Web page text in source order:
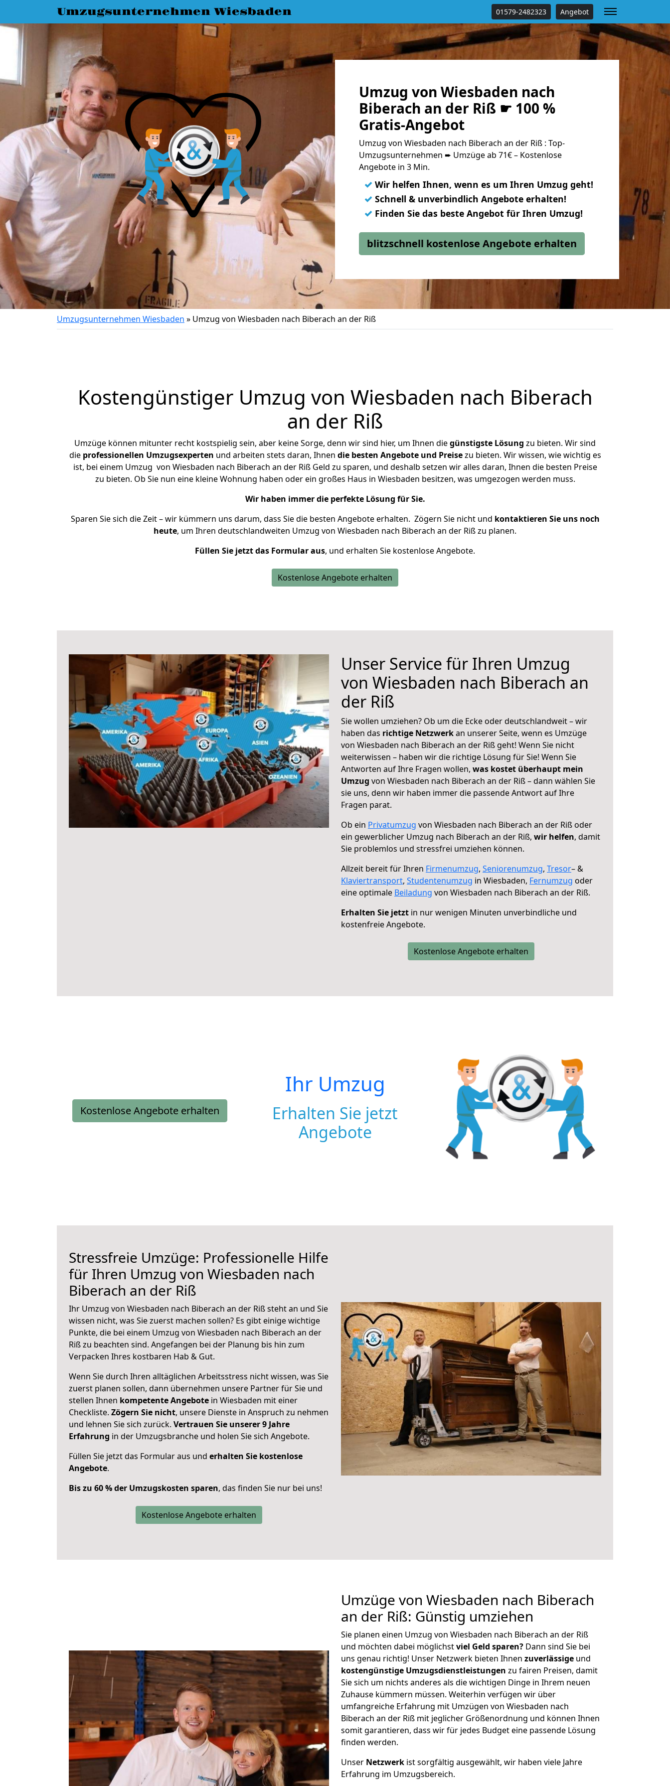
Umzugsunternehmen Wiesbaden 01579-2482323 Angebot
Umzug von Wiesbaden nach
Biberach an der Riß ☛ 100 %
Gratis-Angebot
Umzug von Wiesbaden nach Biberach an der Riß : Top-
Umzugsunternehmen ➨ Umzüge ab 71€ – Kostenlose
Angebote in 3 Min.
✓ Wir helfen Ihnen, wenn es um Ihren Umzug geht!
✓ Schnell & unverbindlich Angebote erhalten!
✓ Finden Sie das beste Angebot für Ihren Umzug!
blitzschnell kostenlose Angebote erhalten
Umzugsunternehmen Wiesbaden » Umzug von Wiesbaden nach Biberach an der Riß
Kostengünstiger Umzug von Wiesbaden nach Biberach
an der Riß
Umzüge können mitunter recht kostspielig sein, aber keine Sorge, denn wir sind hier, um Ihnen diegünstigste Lösung zu bieten. Wir sind
die professionellen Umzugsexperten und arbeiten stets daran, Ihnen die besten Angebote und Preisezu bieten. Wir wissen, wie wichtig es
ist, bei einem Umzug von Wiesbaden nach Biberach an der Riß Geld zu sparen, und deshalb setzen wir alles daran, Ihnen die besten Preise
zu bieten. Ob Sie nun eine kleine Wohnung haben oder ein großes Haus in Wiesbaden besitzen, was umgezogen werden muss.
Wir haben immer die perfekte Lösung für Sie.
Sparen Sie sich die Zeit – wir kümmern uns darum, dass Sie die besten Angebote erhalten. Zögern Sie nicht und kontaktieren Sie uns noch
heute, um Ihren deutschlandweiten Umzug von Wiesbaden nach Biberach an der Riß zu planen.
Füllen Sie jetzt das Formular aus, und erhalten Sie kostenlose Angebote.
Kostenlose Angebote erhalten
Unser Service für Ihren Umzug
von Wiesbaden nach Biberach an
der Riß
Sie wollen umziehen? Ob um die Ecke oder deutschlandweit – wir
haben das richtige Netzwerkan unserer Seite, wenn es Umzüge
von Wiesbaden nach Biberach an der Riß geht! Wenn Sie nicht
weiterwissen – haben wir die richtige Lösung für Sie! Wenn Sie
Antworten auf Ihre Fragen wollen, was kostet überhaupt mein
Umzug von Wiesbaden nach Biberach an der Riß – dann wählen Sie
sie uns, denn wir haben immer die passende Antwort auf Ihre
Fragen parat.
Ob ein Privatumzug von Wiesbaden nach Biberach an der Riß oder
ein gewerblicher Umzug nach Biberach an der Riß, wir helfen, damit
Sie problemlos und stressfrei umziehen können.
Allzeit bereit für Ihren Firmenumzug, Seniorenumzug, Tresor– &
Klaviertransport, Studentenumzug in Wiesbaden, Fernumzug oder
eine optimale Beiladung von Wiesbaden nach Biberach an der Riß.
Erhalten Sie jetzt in nur wenigen Minuten unverbindliche und
kostenfreie Angebote.
Kostenlose Angebote erhalten
Kostenlose Angebote erhalten
Ihr Umzug
Erhalten Sie jetzt
Angebote
Stressfreie Umzüge: Professionelle Hilfe
für Ihren Umzug von Wiesbaden nach
Biberach an der Riß
Ihr Umzug von Wiesbaden nach Biberach an der Riß steht an und Sie
wissen nicht, was Sie zuerst machen sollen? Es gibt einige wichtige
Punkte, die bei einem Umzug von Wiesbaden nach Biberach an der
Riß zu beachten sind. Angefangen bei der Planung bis hin zum
Verpacken Ihres kostbaren Hab & Gut.
Wenn Sie durch Ihren alltäglichen Arbeitsstress nicht wissen, was Sie
zuerst planen sollen, dann übernehmen unsere Partner für Sie und
stellen Ihnen kompetente Angebote in Wiesbaden mit einer
Checkliste. Zögern Sie nicht, unsere Dienste in Anspruch zu nehmen
und lehnen Sie sich zurück. Vertrauen Sie unserer 9 Jahre
Erfahrung in der Umzugsbranche und holen Sie sich Angebote.
Füllen Sie jetzt das Formular aus und erhalten Sie kostenlose
Angebote.
Bis zu 60 % der Umzugskosten sparen, das finden Sie nur bei uns!
Kostenlose Angebote erhalten
Umzüge von Wiesbaden nach Biberach
an der Riß: Günstig umziehen
Sie planen einen Umzug von Wiesbaden nach Biberach an der Riß
und möchten dabei möglichstviel Geld sparen? Dann sind Sie bei
uns genau richtig! Unser Netzwerk bieten Ihnen zuverlässige und
kostengünstige Umzugsdienstleistungen zu fairen Preisen, damit
Sie sich um nichts anderes als die wichtigen Dinge in Ihrem neuen
Zuhause kümmern müssen. Weiterhin verfügen wir über
umfangreiche Erfahrung mit Umzügen von Wiesbaden nach
Biberach an der Riß mit jeglicher Größenordnung und können Ihnen
somit garantieren, dass wir für jedes Budget eine passende Lösung
finden werden.
Unser Netzwerk ist sorgfältig ausgewählt, wir haben viele Jahre
Erfahrung im Umzugsbereich.